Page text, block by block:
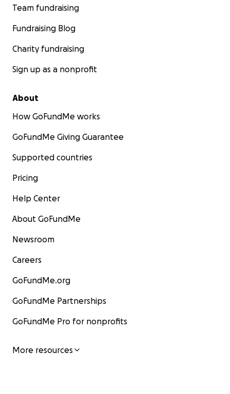
Team fundraising
Fundraising Blog
Charity fundraising
Sign up as a nonprofit
About
How GoFundMe works
GoFundMe Giving Guarantee
Supported countries
Pricing
Help Center
About GoFundMe
Newsroom
Careers
GoFundMe.org
GoFundMe Partnerships
GoFundMe Pro for nonprofits
More resources